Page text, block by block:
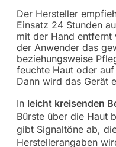
Der Hersteller
Einsatz 24 Stunden
mit der Hand entfernt
der Anwender das
beziehungsweise
feuchte Haut oder
Dann wird das Gerät
In leicht kreisenden
Bürste über die Haut
gibt Signaltöne ab,
Herstellerangaben